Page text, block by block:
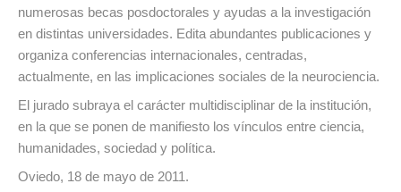
numerosas becas posdoctorales y ayudas a la investigación
en distintas universidades. Edita abundantes publicaciones y
organiza conferencias internacionales, centradas,
actualmente, en las implicaciones sociales de la neurociencia.
El jurado subraya el carácter multidisciplinar de la institución,
en la que se ponen de manifiesto los vínculos entre ciencia,
humanidades, sociedad y política.
Oviedo, 18 de mayo de 2011.